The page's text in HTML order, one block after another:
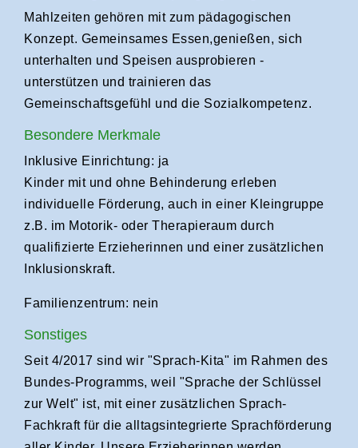
Mahlzeiten gehören mit zum pädagogischen
Konzept. Gemeinsames Essen,genießen, sich
unterhalten und Speisen ausprobieren -
unterstützen und trainieren das
Gemeinschaftsgefühl und die Sozialkompetenz.
Besondere Merkmale
Inklusive Einrichtung: ja
Kinder mit und ohne Behinderung erleben
individuelle Förderung, auch in einer Kleingruppe
z.B. im Motorik- oder Therapieraum durch
qualifizierte Erzieherinnen und einer zusätzlichen
Inklusionskraft.
Familienzentrum: nein
Sonstiges
Seit 4/2017 sind wir "Sprach-Kita" im Rahmen des
Bundes-Programms, weil "Sprache der Schlüssel
zur Welt" ist, mit einer zusätzlichen Sprach-
Fachkraft für die alltagsintegrierte Sprachförderung